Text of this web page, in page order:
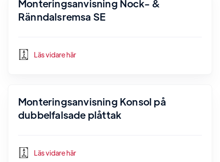
Monteringsanvisning Nock- &
Ränndalsremsa SE
Läs vidare här
Monteringsanvisning Konsol på
dubbelfalsade plåttak
Läs vidare här